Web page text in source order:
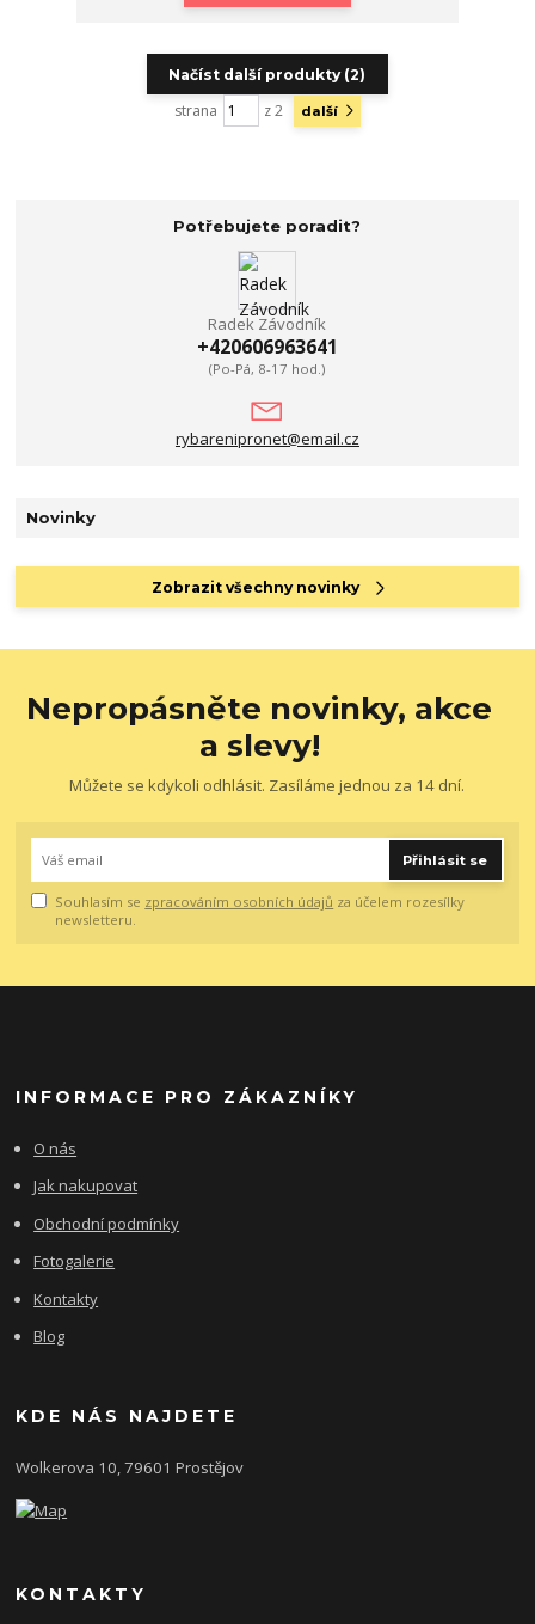
Načíst další produkty (2)
strana z 2 další
Potřebujete poradit?
Radek Závodník
+420606963641
(Po-Pá, 8-17 hod.)
rybarenipronet@email.cz
Novinky
Zobrazit všechny novinky
Nepropásněte novinky, akce
a slevy!
Můžete se kdykoli odhlásit. Zasíláme jednou za 14 dní.
Přihlásit se
Souhlasím se zpracováním osobních údajů za účelem rozesílky
newsletteru.
INFORMACE PRO ZÁKAZNÍKY
O nás
Jak nakupovat
Obchodní podmínky
Fotogalerie
Kontakty
Blog
KDE NÁS NAJDETE
Wolkerova 10, 79601 Prostějov
KONTAKTY